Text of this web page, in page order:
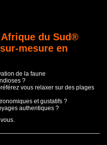
du Sud®
mesure en
de la faune
?
vous relaxer sur des plages
et gustatifs ?
authentiques ?